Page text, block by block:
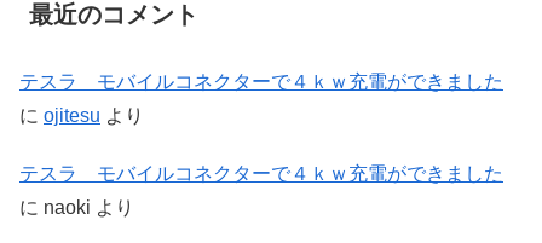
最近のコメント
テスラ モバイルコネクターで４ｋｗ充電ができました
に ojitesu より
テスラ モバイルコネクターで４ｋｗ充電ができました
に naoki より